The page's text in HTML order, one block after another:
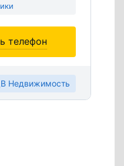
телефон
Недвижимость